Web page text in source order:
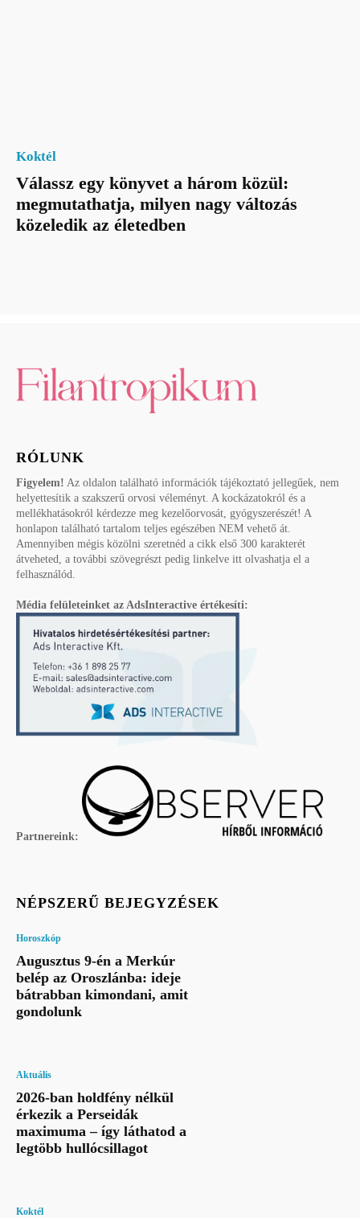
Koktél
Válassz egy könyvet a három közül:
megmutathatja, milyen nagy változás
közeledik az életedben
RÓLUNK
Figyelem! Az oldalon található információk tájékoztató jellegűek, nem
helyettesítik a szakszerű orvosi véleményt. A kockázatokról és a
mellékhatásokról kérdezze meg kezelőorvosát, gyógyszerészét! A
honlapon található tartalom teljes egészében NEM vehető át.
Amennyiben mégis közölni szeretnéd a cikk első 300 karakterét
átveheted, a további szövegrészt pedig linkelve itt olvashatja el a
felhasználód.
Média felületeinket az AdsInteractive értékesíti:
Partnereink:
NÉPSZERŰ BEJEGYZÉSEK
Horoszkóp
Augusztus 9-én a Merkúr
belép az Oroszlánba: ideje
bátrabban kimondani, amit
gondolunk
Aktuális
2026-ban holdfény nélkül
érkezik a Perseidák
maximuma – így láthatod a
legtöbb hullócsillagot
Koktél